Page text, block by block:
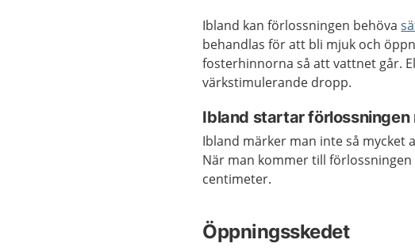
Ibland kan förlossningen behöva
behandlas för att bli mjuk och
fosterhinnorna så att vattnet går.
värkstimulerande dropp.
Ibland startar
Ibland märker man inte så mycket
När man kommer till
centimeter.
Öppningsskedet